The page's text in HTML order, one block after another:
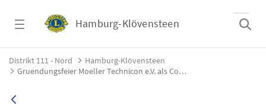
Hamburg-Klövensteen
Gruendungsfeier Moeller Technicon e.V.
Distrikt 111 - Nord
Hamburg-Klövensteen
Gruendungsfeier Moeller Technicon e.V. als Copartner 28.11.2025